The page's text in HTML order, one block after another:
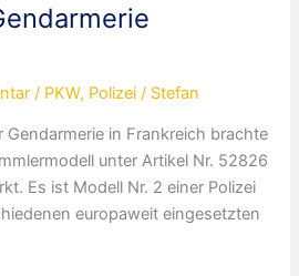
/ PKW, Polizei / Stefan
Gendarmerie in Frankreich brachte
unter Artikel Nr. 52826
Es ist Modell Nr. 2 einer Polizei
europaweit eingesetzten